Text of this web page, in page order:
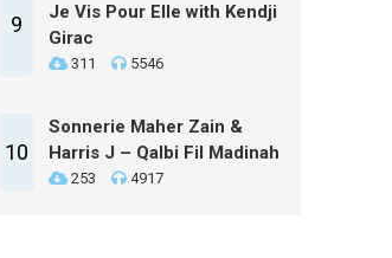
9
Je Vis Pour Elle with Kendji
Girac
311 5546
10
Sonnerie Maher Zain &
Harris J – Qalbi Fil Madinah
253 4917